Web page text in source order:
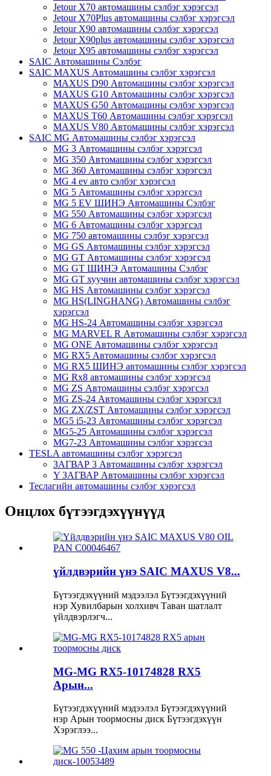
Jetour X70 автомашины сэлбэг хэрэгсэл
Jetour X70Plus автомашины сэлбэг хэрэгсэл
Jetour X90 автомашины сэлбэг хэрэгсэл
Jetour X90plus автомашины сэлбэг хэрэгсэл
Jetour X95 автомашины сэлбэг хэрэгсэл
SAIC Автомашины Сэлбэг
SAIC MAXUS Автомашины сэлбэг хэрэгсэл
MAXUS D90 Автомашины сэлбэг хэрэгсэл
MAXUS G10 Автомашины сэлбэг хэрэгсэл
MAXUS G50 Автомашины сэлбэг хэрэгсэл
MAXUS T60 Автомашины сэлбэг хэрэгсэл
MAXUS V80 Автомашины сэлбэг хэрэгсэл
SAIC MG Автомашины сэлбэг хэрэгсэл
MG 3 Автомашины сэлбэг хэрэгсэл
MG 350 Автомашины сэлбэг хэрэгсэл
MG 360 Автомашины сэлбэг хэрэгсэл
MG 4 ev авто сэлбэг хэрэгсэл
MG 5 Автомашины сэлбэг хэрэгсэл
MG 5 EV ШИНЭ Автомашины Сэлбэг
MG 550 Автомашины сэлбэг хэрэгсэл
MG 6 Автомашины сэлбэг хэрэгсэл
MG 750 автомашины сэлбэг хэрэгсэл
MG GS Автомашины сэлбэг хэрэгсэл
MG GT Автомашины сэлбэг хэрэгсэл
MG GT ШИНЭ Автомашины Сэлбэг
MG GT хуучин автомашины сэлбэг хэрэгсэл
MG HS Автомашины сэлбэг хэрэгсэл
MG HS(LINGHANG) Автомашины сэлбэг
хэрэгсэл
MG HS-24 Автомашины сэлбэг хэрэгсэл
MG MARVEL R Автомашины сэлбэг хэрэгсэл
MG ONE Автомашины сэлбэг хэрэгсэл
MG RX5 Автомашины сэлбэг хэрэгсэл
MG RX5 ШИНЭ автомашины сэлбэг хэрэгсэл
MG Rx8 автомашины сэлбэг хэрэгсэл
MG ZS Автомашины сэлбэг хэрэгсэл
MG ZS-24 Автомашины сэлбэг хэрэгсэл
MG ZX/ZST Автомашины сэлбэг хэрэгсэл
MG5 i5-23 Автомашины сэлбэг хэрэгсэл
MG5-25 Автомашины сэлбэг хэрэгсэл
MG7-23 Автомашины сэлбэг хэрэгсэл
TESLA автомашины сэлбэг хэрэгсэл
ЗАГВАР 3 Автомашины сэлбэг хэрэгсэл
Y ЗАГВАР Автомашины сэлбэг хэрэгсэл
Теслагийн автомашины сэлбэг хэрэгсэл
Онцлох бүтээгдэхүүнүүд
үйлдвэрийн үнэ SAIC MAXUS V8...
Бүтээгдэхүүний мэдээлэл Бүтээгдэхүүний
нэр Хувилбарын холхивч Таван шатлалт
үйлдвэрлэгч...
MG-MG RX5-10174828 RX5
Арын...
Бүтээгдэхүүний мэдээлэл Бүтээгдэхүүний
нэр Арын тоормосны диск Бүтээгдэхүүн
Хэрэглээ...